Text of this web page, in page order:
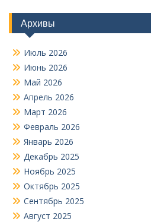
Архивы
Июль 2026
Июнь 2026
Май 2026
Апрель 2026
Март 2026
Февраль 2026
Январь 2026
Декабрь 2025
Ноябрь 2025
Октябрь 2025
Сентябрь 2025
Август 2025